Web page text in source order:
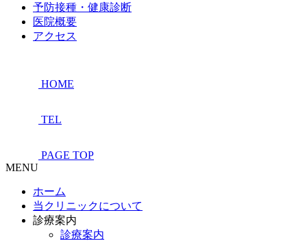
予防接種・健康診断
医院概要
アクセス
HOME
TEL
PAGE TOP
MENU
ホーム
当クリニックについて
診療案内
診療案内